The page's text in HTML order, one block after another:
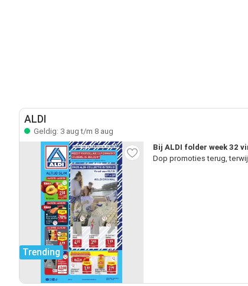
ALDI
Geldig: 3 aug t/m 8 aug
Trending
Bij ALDI folder week 32
Dop promoties terug,